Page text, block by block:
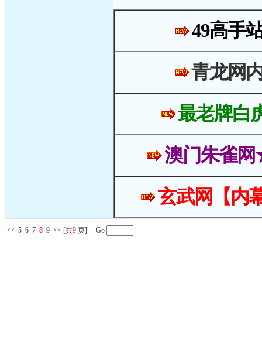
49高手
青龙网
最老牌白
澳门朱雀
玄武网【内
<< 5 6 7 8 9 >> [共9 页] Go